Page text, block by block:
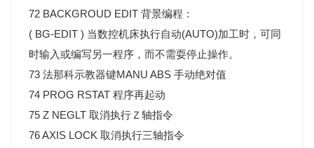
72 BACKGROUD EDIT 背景编程：
( BG-EDIT ) 当数控机床执行自动(AUTO)加工时，可同
时输入或编写另一程序，而不需耍停止操作。
73 法那科示教器键MANU ABS 手动绝对值
74 PROG RSTAT 程序再起动
75 Z NEGLT 取消执行Ｚ轴指令
76 AXIS LOCK 取消执行三轴指令